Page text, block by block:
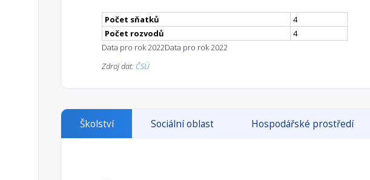
Počet sňatků
4
Počet rozvodů
4
Data pro rok 2022Data pro rok 2022
Zdroj dat: ČSÚ
Školství Sociální oblast Hospodářské prostředí